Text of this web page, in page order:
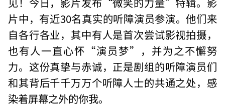
片中，有近30名真实的听障演员参演。他们来
自各行各业，其中有人是首次尝试影视拍摄，
也有人一直心怀“演员梦”，并为之不懈努
力。这份真挚与赤诚，正是剧组的听障演员们
和其背后千千万万个听障人士的共通之处，感
染着屏幕之外的你我。